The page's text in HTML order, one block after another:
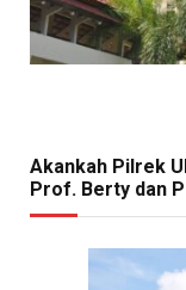
Akankah Pilrek
Prof. Berty dan